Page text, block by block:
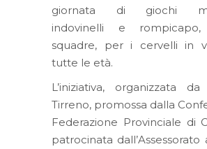
giornata di giochi
indovinelli e
squadre, per i cervelli in
tutte le età.
L’iniziativa, organizzata
Tirreno, promossa dalla
Federazione Provinciale di
patrocinata dall’Assessorato